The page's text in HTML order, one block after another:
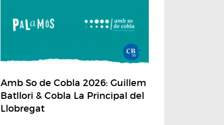
Amb So de Cobla 2026: Guillem
Batllori & Cobla La Principal del
Llobregat